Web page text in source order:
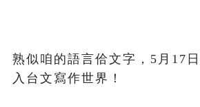
熟似咱的語言佮文字，5月17
入台文寫作世界！